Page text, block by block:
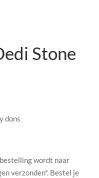
Stone
dons
wordt naar
verzonden*. Bestel je